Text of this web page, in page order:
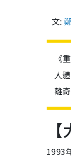
文:
《
人
離
1993